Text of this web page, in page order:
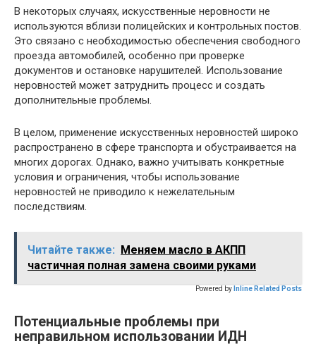
В некоторых случаях, искусственные неровности не
используются вблизи полицейских и контрольных постов.
Это связано с необходимостью обеспечения свободного
проезда автомобилей, особенно при проверке
документов и остановке нарушителей. Использование
неровностей может затруднить процесс и создать
дополнительные проблемы.
В целом, применение искусственных неровностей широко
распространено в сфере транспорта и обустраивается на
многих дорогах. Однако, важно учитывать конкретные
условия и ограничения, чтобы использование
неровностей не приводило к нежелательным
последствиям.
Читайте также: Меняем масло в АКПП
частичная полная замена своими руками
Powered by Inline Related Posts
Потенциальные проблемы при
неправильном использовании ИДН